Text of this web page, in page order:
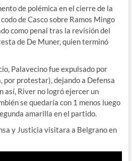
de polémica en el cierre de la
de Casco sobre Ramos Mingo
como penal tras la revisión del
de De Muner, quien terminó
Palavecino fue expulsado por
por protestar), dejando a Defensa
así, River no logró ejercer un
se quedaría con 1 menos luego
amarilla en el partido.
y Justicia visitara a Belgrano en